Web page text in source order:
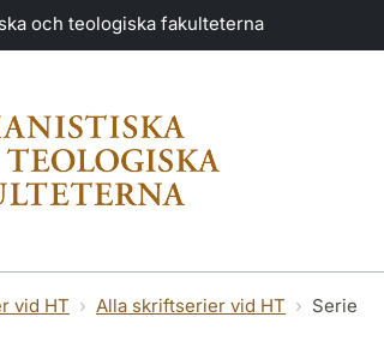
och teologiska fakulteterna
vid HT Alla skriftserier vid HT Serie